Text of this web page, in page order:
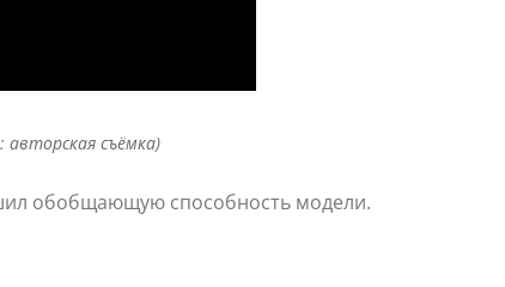
авторская съёмка)
обобщающую способность модели.